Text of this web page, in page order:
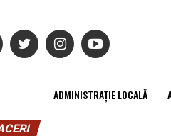
ADMINISTRAȚIE LOCALĂ